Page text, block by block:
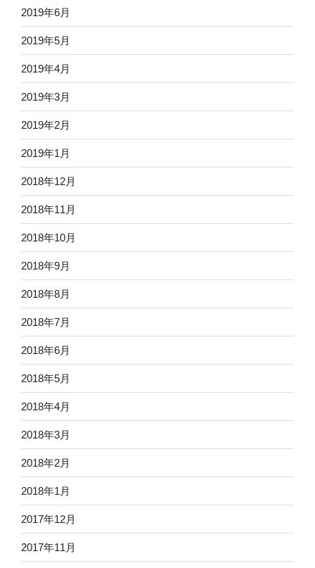
2019年6月
2019年5月
2019年4月
2019年3月
2019年2月
2019年1月
2018年12月
2018年11月
2018年10月
2018年9月
2018年8月
2018年7月
2018年6月
2018年5月
2018年4月
2018年3月
2018年2月
2018年1月
2017年12月
2017年11月